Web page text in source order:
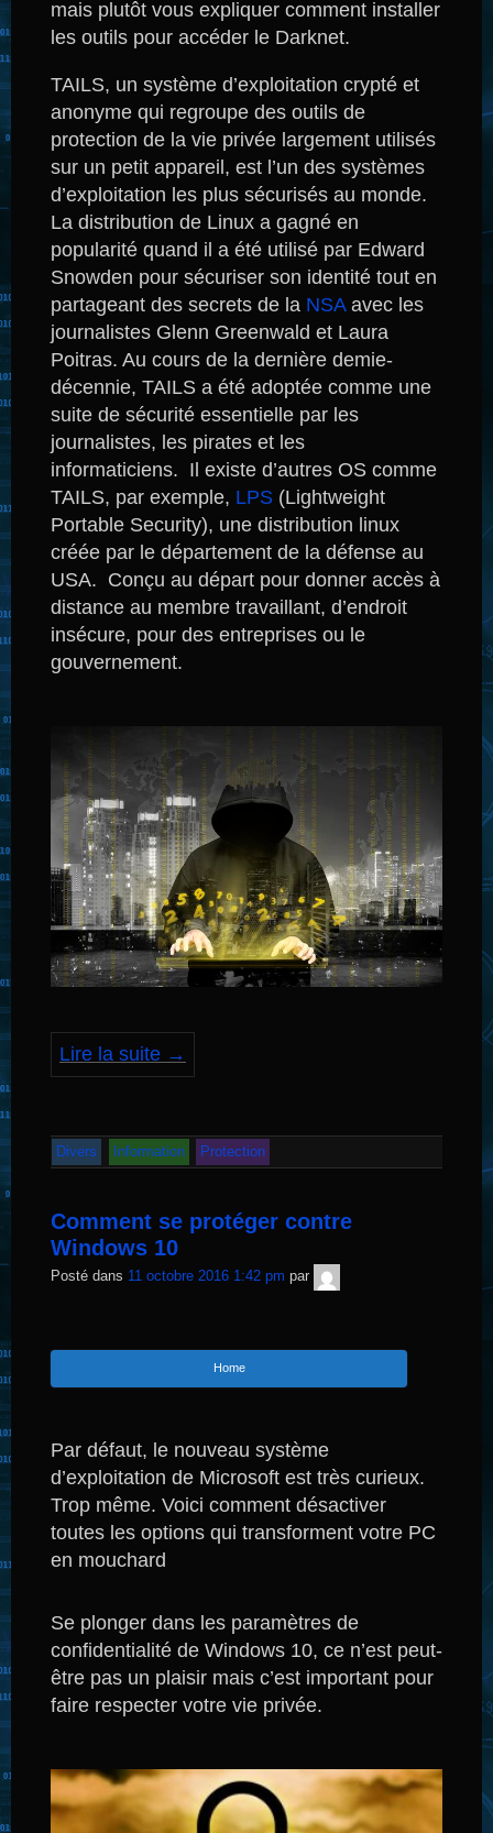
mais plutôt vous expliquer comment installer
les outils pour accéder le Darknet.
TAILS, un système d’exploitation crypté et
anonyme qui regroupe des outils de
protection de la vie privée largement utilisés
sur un petit appareil, est l’un des systèmes
d’exploitation les plus sécurisés au monde.
La distribution de Linux a gagné en
popularité quand il a été utilisé par Edward
Snowden pour sécuriser son identité tout en
partageant des secrets de la NSAavec les
journalistes Glenn Greenwald et Laura
Poitras. Au cours de la dernière demie-
décennie, TAILS a été adoptée comme une
suite de sécurité essentielle par les
journalistes, les pirates et les
informaticiens. Il existe d’autres OS comme
TAILS, par exemple, LPS (Lightweight
Portable Security), une distribution linux
créée par le département de la défense au
USA. Conçu au départ pour donner accès à
distance au membre travaillant, d’endroit
insécure, pour des entreprises ou le
gouvernement.
Lire la suite →
Divers Information Protection
Comment se protéger contre
Windows 10
Posté dans 11 octobre 2016 1:42 pm par
Sécurité
Home
Par défaut, le nouveau système
d’exploitation de Microsoft est très curieux.
Trop même. Voici comment désactiver
toutes les options qui transforment votre PC
en mouchard
Se plonger dans les paramètres de
confidentialité de Windows 10, ce n’est peut-
être pas un plaisir mais c’est important pour
faire respecter votre vie privée.